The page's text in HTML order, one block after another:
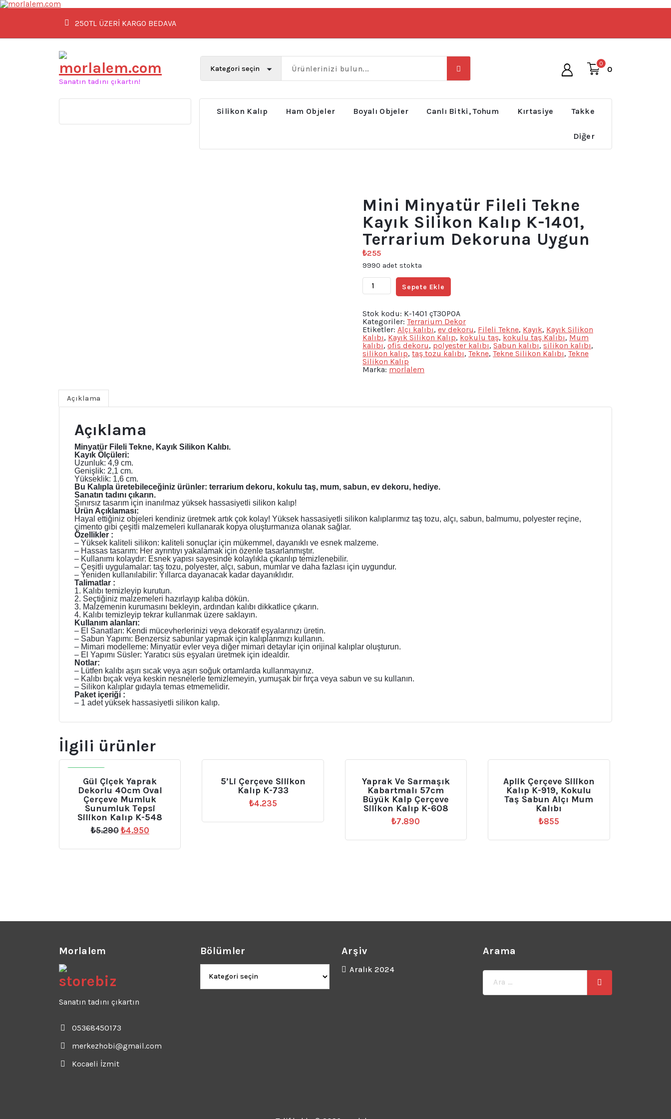
İçeriğe
geç
250TL ÜZERİ KARGO BEDAVA
Sanatın tadını çıkartın!
0
0
Silikon Kalıp Ham Objeler Boyalı Objeler Canlı Bitki, Tohum Kırtasiye Takke
Diğer
Mini Minyatür Fileli Tekne
Kayık Silikon Kalıp K-1401,
Terrarium Dekoruna Uygun
₺255
9990 adet stokta
Mini
Minyatür
Fileli
Kayık
Silikon
Kalıp
K-
1401,
Terrarium
Dekoruna
Uygun
Sepete Ekle
Stok kodu: K-1401 çT30POA
Kategoriler:Terrarium Dekor
Etiketler:Alçı kalıbı,ev dekoru, Fileli Tekne, Kayık, Kayık Silikon
Kalıbı, Kayık Silikon Kalıp, kokulu taş, kokulu taş Kalıbı, Mum
kalıbı,ofis dekoru, polyester kalıbı,Sabun kalıbı, silikon kalıbı,
silikon kalıp,taş tozu kalıbı,Tekne,Tekne Silikon Kalıbı,Tekne
Silikon Kalıp
Marka: morlalem
Açıklama
Açıklama
Minyatür Fileli Tekne, Kayık Silikon Kalıbı.
Kayık Ölçüleri:
Uzunluk: 4,9 cm.
Genişlik: 2,1 cm.
Yükseklik: 1,6 cm.
Bu Kalıpla üretebileceğiniz ürünler: terrarium dekoru, kokulu taş, mum, sabun, ev dekoru, hediye.
Sanatın tadını çıkarın.
Sınırsız tasarım için inanılmaz yüksek hassasiyetli silikon kalıp!
Ürün Açıklaması:
Hayal ettiğiniz objeleri kendiniz üretmek artık çok kolay! Yüksek hassasiyetli silikon kalıplarımız taş tozu, alçı, sabun, balmumu, polyester reçine,
çimento gibi çeşitli malzemeleri kullanarak kopya oluşturmanıza olanak sağlar.
Özellikler :
– Yüksek kaliteli silikon: kaliteli sonuçlar için mükemmel, dayanıklı ve esnek malzeme.
– Hassas tasarım: Her ayrıntıyı yakalamak için özenle tasarlanmıştır.
– Kullanımı kolaydır: Esnek yapısı sayesinde kolaylıkla çıkarılıp temizlenebilir.
– Çeşitli uygulamalar: taş tozu, polyester, alçı, sabun, mumlar ve daha fazlası için uygundur.
– Yeniden kullanılabilir: Yıllarca dayanacak kadar dayanıklıdır.
Talimatlar :
1. Kalıbı temizleyip kurutun.
2. Seçtiğiniz malzemeleri hazırlayıp kalıba dökün.
3. Malzemenin kurumasını bekleyin, ardından kalıbı dikkatlice çıkarın.
4. Kalıbı temizleyip tekrar kullanmak üzere saklayın.
Kullanım alanları:
– El Sanatları: Kendi mücevherlerinizi veya dekoratif eşyalarınızı üretin.
– Sabun Yapımı: Benzersiz sabunlar yapmak için kalıplarımızı kullanın.
– Mimari modelleme: Minyatür evler veya diğer mimari detaylar için orijinal kalıplar oluşturun.
– El Yapımı Süsler: Yaratıcı süs eşyaları üretmek için idealdir.
Notlar:
– Lütfen kalıbı aşırı sıcak veya aşırı soğuk ortamlarda kullanmayınız.
– Kalıbı bıçak veya keskin nesnelerle temizlemeyin, yumuşak bir fırça veya sabun ve su kullanın.
– Silikon kalıplar gıdayla temas etmemelidir.
Paket içeriği :
– 1 adet yüksek hassasiyetli silikon kalıp.
İlgili ürünler
Gül Çiçek Yaprak
Dekorlu 40cm Oval
Çerçeve Mumluk
Sunumluk Tepsi
Silikon Kalıp K-548
₺5.290 Orijinal
₺5.290.
₺4.950Şu
fiyat:
5’li Çerçeve Silikon
Kalıp K-733
₺4.235
Yaprak Ve Sarmaşık
Kabartmalı 57cm
Büyük Kalp Çerçeve
Silikon Kalıp K-608
₺7.890
Aplik Çerçeve Silikon
Kalıp K-919, Kokulu
Taş Sabun Alçı Mum
Kalıbı
₺855
Morlalem
Sanatın tadını çıkartın
05368450173
merkezhobi@gmail.com
Kocaeli İzmit
Bölümler
Bölümler
Arşiv
Aralık 2024
Arama
Ara: